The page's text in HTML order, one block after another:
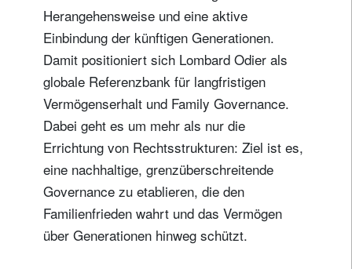
Herangehensweise und eine aktive
Einbindung der künftigen Generationen.
Damit positioniert sich Lombard Odier als
globale Referenzbank für langfristigen
Vermögenserhalt und Family Governance.
Dabei geht es um mehr als nur die
Errichtung von Rechtsstrukturen: Ziel ist es,
eine nachhaltige, grenzüberschreitende
Governance zu etablieren, die den
Familienfrieden wahrt und das Vermögen
über Generationen hinweg schützt.